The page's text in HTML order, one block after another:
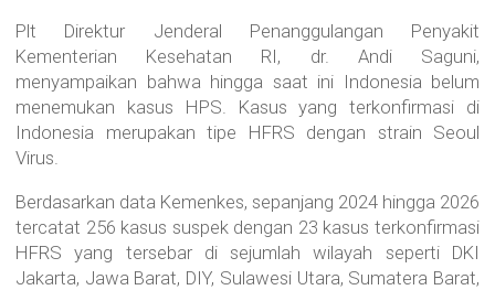
Plt Direktur Jenderal Penanggulangan Penyakit
Kementerian Kesehatan RI, dr. Andi Saguni,
menyampaikan bahwa hingga saat ini Indonesia belum
menemukan kasus HPS. Kasus yang terkonfirmasi di
Indonesia merupakan tipe HFRS dengan strain Seoul
Virus.
Berdasarkan data Kemenkes, sepanjang 2024 hingga 2026
tercatat 256 kasus suspek dengan 23 kasus terkonfirmasi
HFRS yang tersebar di sejumlah wilayah seperti DKI
Jakarta, Jawa Barat, DIY, Sulawesi Utara, Sumatera Barat,